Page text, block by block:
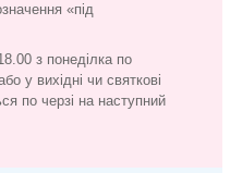
«під
з понеділка по
у вихідні чи святкові
по черзі на наступний